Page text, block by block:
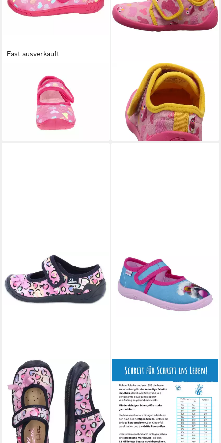
Fast ausverkauft
Hausschuh Cookie Girl
Hausschuh
ab 25,99 € UVP29,95 €
AFFENZAHNMovy Vogel
Hausschuh
ab 34,99 €
+8